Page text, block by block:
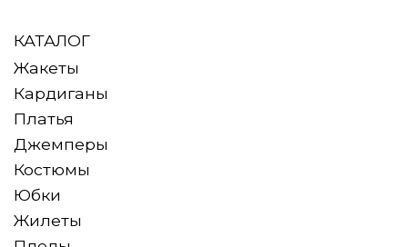
КАТАЛОГ
Жакеты
Кардиганы
Платья
Джемперы
Костюмы
Юбки
Жилеты